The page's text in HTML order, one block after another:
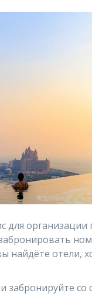
найдёте отели,
со